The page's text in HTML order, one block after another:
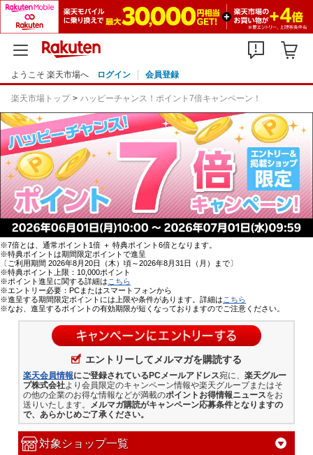
ようこそ 楽天市場へ ログイン 会員登録
楽天市場トップ ハッピーチャンス！ポイント7倍キャンペーン！
※7倍とは、通常ポイント1倍 ＋ 特典ポイント6倍となります。
※特典ポイントは期間限定ポイントで進呈
〔ご利用期間 2026年8月20日（木）頃～2026年8月31日（月）まで〕
※特典ポイント上限：10,000ポイント
※ポイント進呈に関する詳細は こちら
※エントリー必要：PCまたはスマートフォンから
※進呈する期間限定ポイントには上限や条件があります。詳細は こちら
※なお、進呈するポイントの有効期限が短くなっておりますのでご注意ください。
エントリーしてメルマガを購読する
楽天会員情報にご登録されているPCメールアドレス宛に、 楽天グルー
プ株式会社より会員限定のキャンペーン情報や楽天グループまたはそ
の他の企業のお得な情報などが満載のポイントお得情報ニュースをお
送りいたします。 メルマガ購読がキャンペーン応募条件となりますの
で、あらかじめご了承ください。
対象ショップ一覧